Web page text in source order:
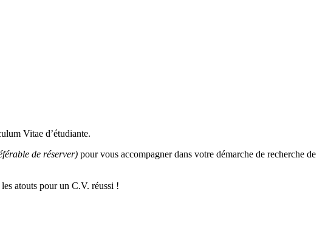
Vitae d’étudiante.
de réserver) pour vous accompagner dans votre démarche de recherche de
atouts pour un C.V. réussi !